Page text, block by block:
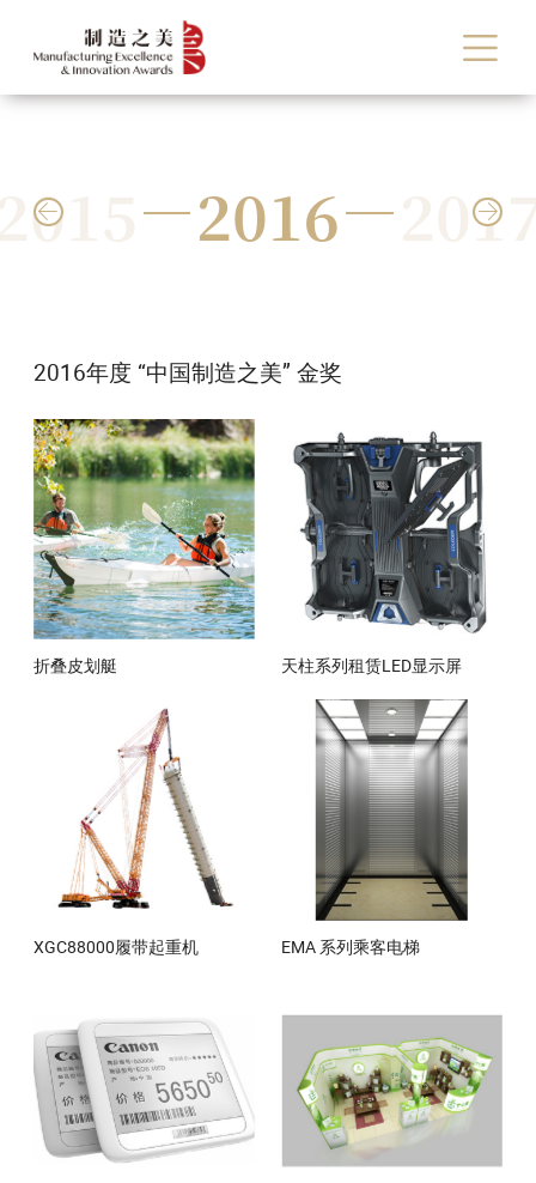
2016
 
2016年度 “中国制造之美” 金奖
折叠皮划艇 天柱系列租赁LED显示屏
XGC88000履带起重机 EMA 系列乘客电梯